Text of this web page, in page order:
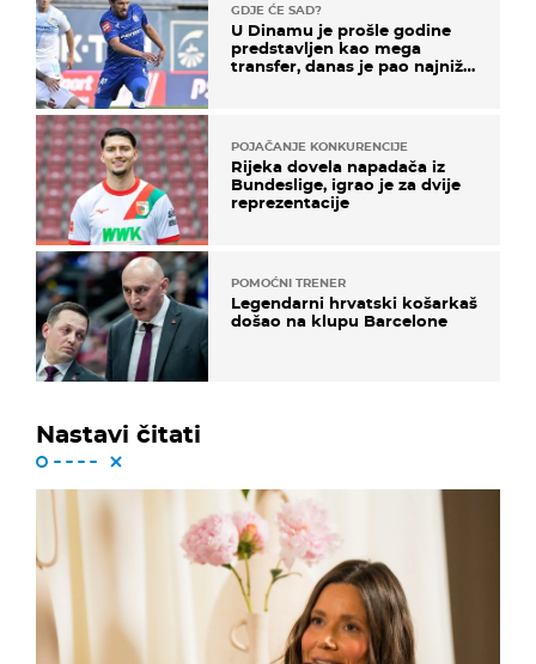
GDJE ĆE SAD?
U Dinamu je prošle godine
predstavljen kao mega
transfer, danas je pao najniže
POJAČANJE KONKURENCIJE
Rijeka dovela napadača iz
Bundeslige, igrao je za dvije
reprezentacije
POMOĆNI TRENER
Legendarni hrvatski košarkaš
došao na klupu Barcelone
Nastavi čitati